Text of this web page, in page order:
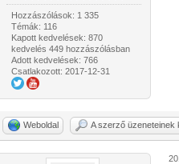
Hozzászólások: 1 335
Témák: 116
Kapott kedvelések: 870
kedvelés 449 hozzászólásban
Adott kedvelések: 766
Csatlakozott: 2017-12-31
Weboldal A szerző üzeneteinek